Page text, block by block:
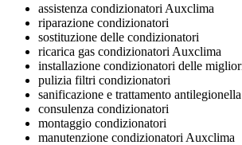
assistenza condizionatori Auxclima
riparazione condizionatori
sostituzione delle condizionatori
ricarica gas condizionatori Auxclima
installazione condizionatori delle
pulizia filtri condizionatori
sanificazione e trattamento
consulenza condizionatori
montaggio condizionatori
manutenzione condizionatori Auxclima